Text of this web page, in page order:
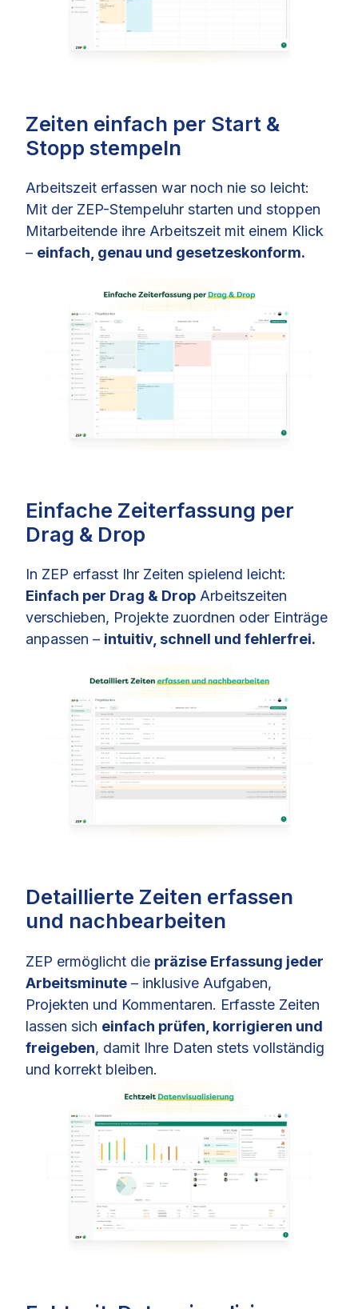
Zeiten einfach per Start &
Stopp stempeln
Arbeitszeit erfassen war noch nie so leicht:
Mit der ZEP-Stempeluhr starten und stoppen
Mitarbeitende ihre Arbeitszeit mit einem Klick
– einfach, genau und gesetzeskonform.
Einfache Zeiterfassung per
Drag & Drop
In ZEP erfasst Ihr Zeiten spielend leicht:
Einfach per Drag & Drop Arbeitszeiten
verschieben, Projekte zuordnen oder Einträge
anpassen – intuitiv, schnell und fehlerfrei.
Detaillierte Zeiten erfassen
und nachbearbeiten
ZEP ermöglicht die präzise Erfassung jeder
Arbeitsminute – inklusive Aufgaben,
Projekten und Kommentaren. Erfasste Zeiten
lassen sich einfach prüfen, korrigieren und
freigeben, damit Ihre Daten stets vollständig
und korrekt bleiben.